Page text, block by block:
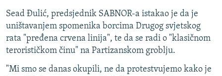
720p
1080p
Sead Đulić, predsjednik SABNOR-a istakao je da je
uništavanjem spomenika borcima Drugog svjetskog
rata "pređena crvena linija", te da se radi o "klasičnom
terorističkom činu" na Partizanskom groblju.
"Mi smo se danas okupili, ne da protestvujemo kako je